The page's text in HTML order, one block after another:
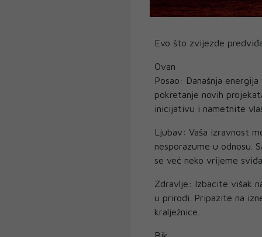
Evo što zvijezde
Ovan
Posao: Današnja
pokretanje novih
inicijativu i nametnite
Ljubav: Vaša izravnost
nesporazume u odnosu.
se već neko vrijeme sviđa.
Zdravlje: Izbacite višak
u prirodi. Pripazite na
kralježnice.